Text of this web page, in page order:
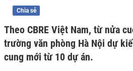
Chia sẻ
Theo CBRE Việt Nam, từ nửa
trường văn phòng Hà Nội dự
cung mới từ 10 dự án.